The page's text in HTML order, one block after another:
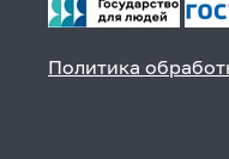
Политика